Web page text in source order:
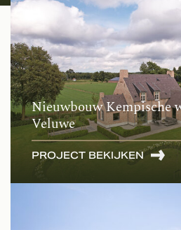
Nieuwbouw Kempische
Veluwe
PROJECT BEKIJKEN